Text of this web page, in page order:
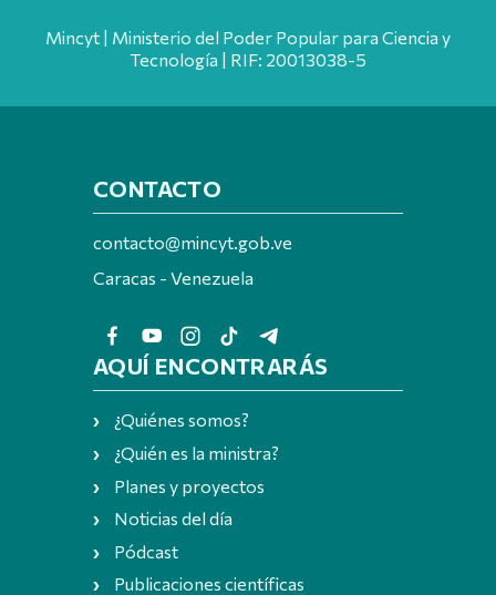
Mincyt | Ministerio del Poder Popular para Ciencia y
Tecnología | RIF: 20013038-5
CONTACTO
contacto@mincyt.gob.ve
Caracas - Venezuela
AQUÍ ENCONTRARÁS
¿Quiénes somos?
¿Quién es la ministra?
Planes y proyectos
Noticias del día
Pódcast
Publicaciones científicas